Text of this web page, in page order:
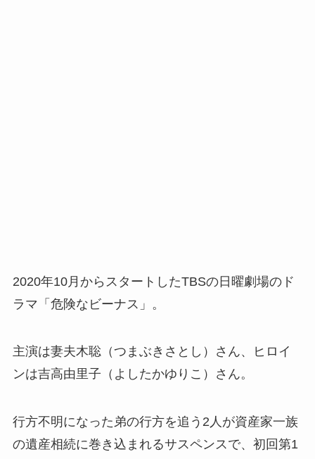
2020年10月からスタートしたTBSの日曜劇場のド
ラマ「危険なビーナス」。
主演は妻夫木聡（つまぶきさとし）さん、ヒロイ
ンは吉高由里子（よしたかゆりこ）さん。
行方不明になった弟の行方を追う2人が資産家一族
の遺産相続に巻き込まれるサスペンスで、初回第1